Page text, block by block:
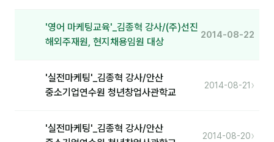
문서자료실
'영어 마케팅교육'_김종혁 강사/(주)선진
해외주재원, 현지채용임원 대상
2014-08-22
'실전마케팅'_김종혁 강사/안산
중소기업연수원 청년창업사관학교
2014-08-21 ›
'실전마케팅'_김종혁 강사/안산
2014-08-20›